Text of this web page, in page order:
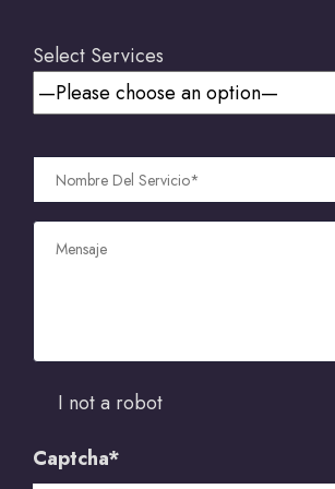
Select Services
I not a robot
Captcha*